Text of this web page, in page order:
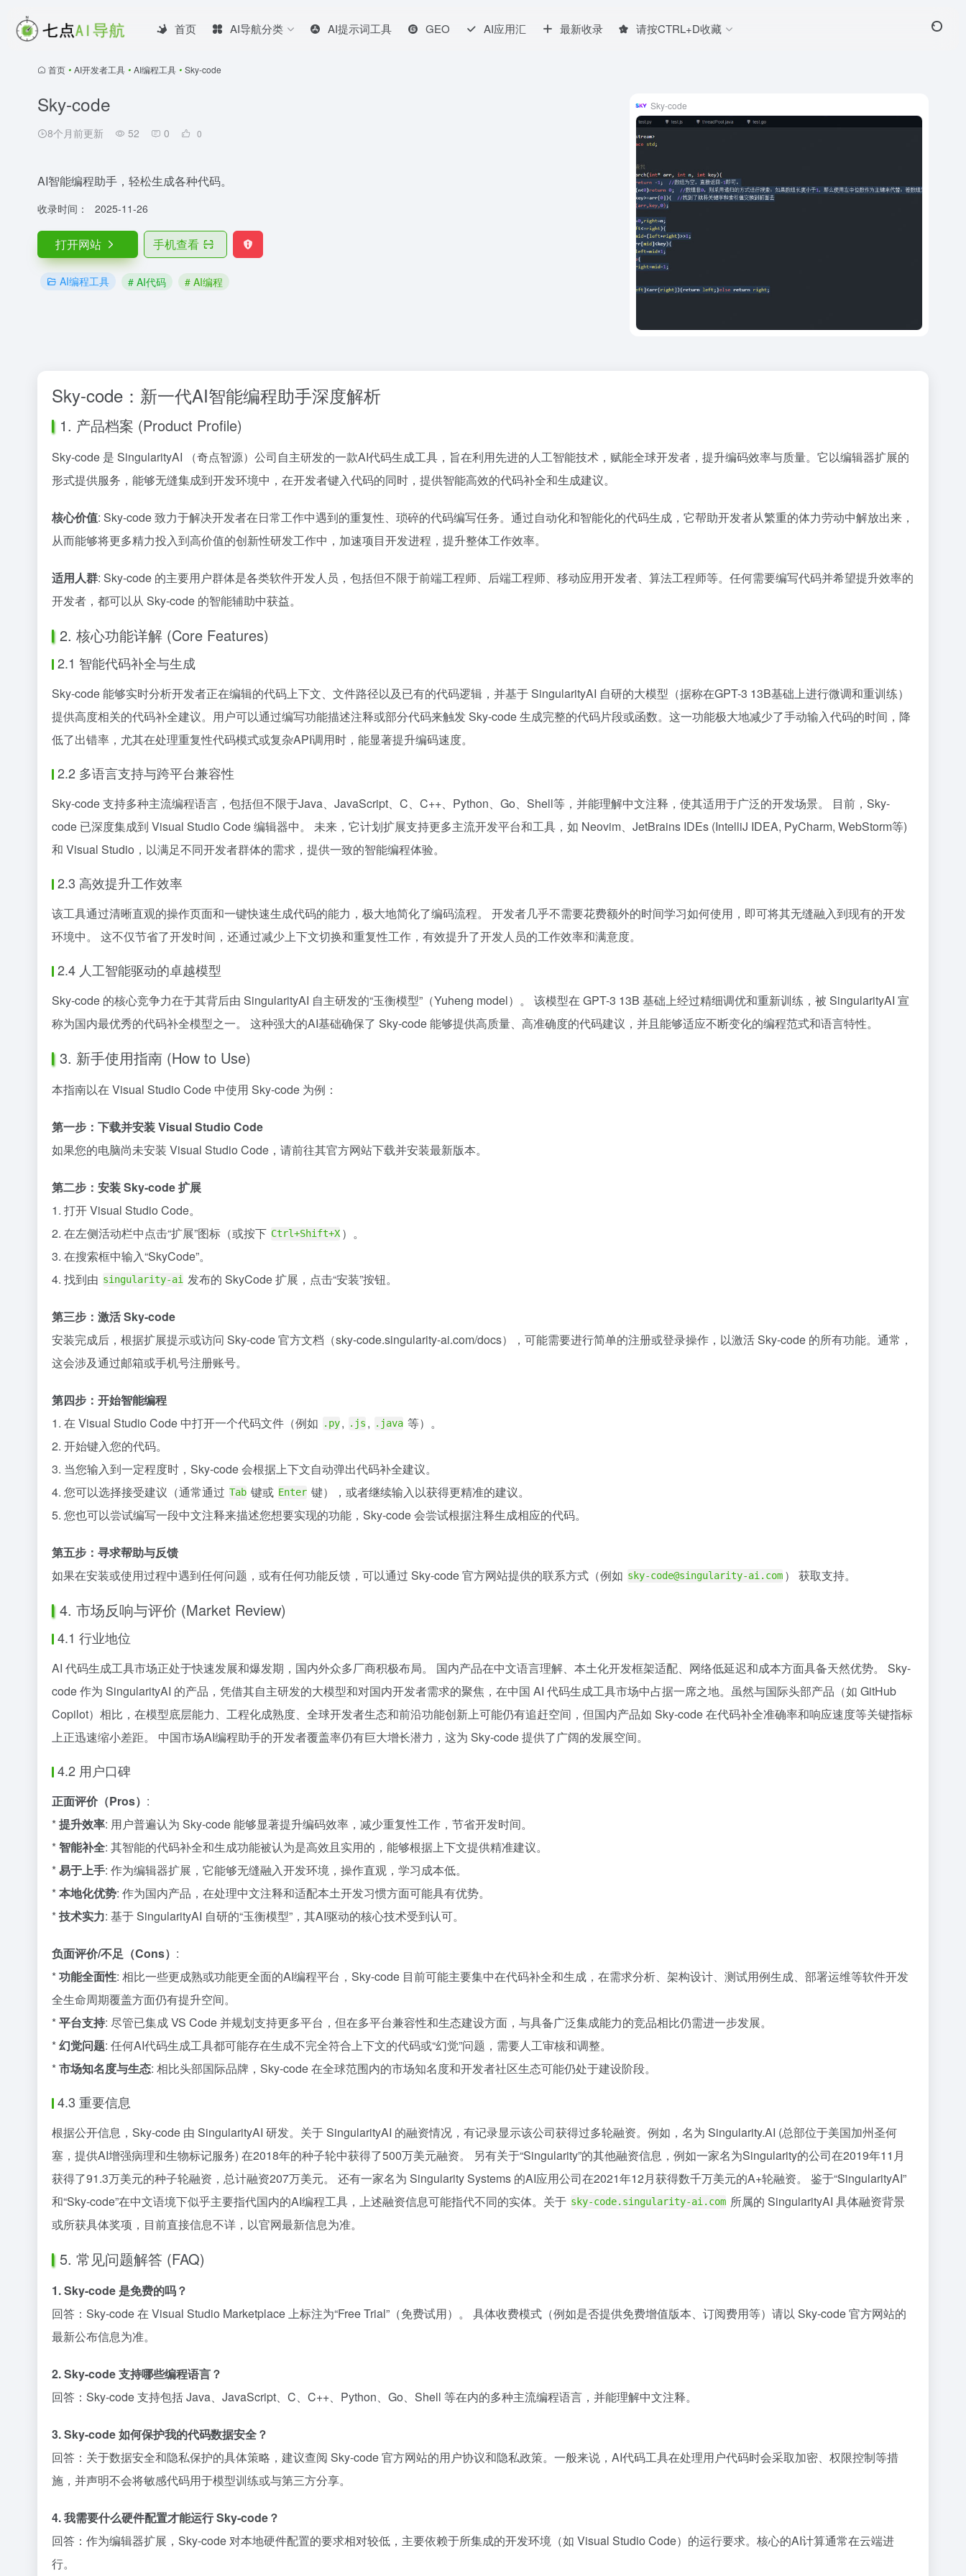
首页 AI导航分类 AI提示词工具 GEO AI应用汇 最新收录 请按CTRL+D收藏
首页 • AI开发者工具 • AI编程工具 • Sky-code
Sky-code
8个月前更新 52 0 0
AI智能编程助手，轻松生成各种代码。
收录时间： 2025-11-26
打开网站 手机查看
AI编程工具 # AI代码 # AI编程
Sky-code
Sky-code：新一代AI智能编程助手深度解析
1. 产品档案 (Product Profile)
Sky-code 是 SingularityAI （奇点智源）公司自主研发的一款AI代码生成工具，旨在利用先进的人工智能技术，赋能全球开发者，提升编码效率与质量。它以编辑器扩展的
形式提供服务，能够无缝集成到开发环境中，在开发者键入代码的同时，提供智能高效的代码补全和生成建议。
核心价值: Sky-code 致力于解决开发者在日常工作中遇到的重复性、琐碎的代码编写任务。通过自动化和智能化的代码生成，它帮助开发者从繁重的体力劳动中解放出来，
从而能够将更多精力投入到高价值的创新性研发工作中，加速项目开发进程，提升整体工作效率。
适用人群: Sky-code 的主要用户群体是各类软件开发人员，包括但不限于前端工程师、后端工程师、移动应用开发者、算法工程师等。任何需要编写代码并希望提升效率的
开发者，都可以从 Sky-code 的智能辅助中获益。
2. 核心功能详解 (Core Features)
2.1 智能代码补全与生成
Sky-code 能够实时分析开发者正在编辑的代码上下文、文件路径以及已有的代码逻辑，并基于 SingularityAI 自研的大模型（据称在GPT-3 13B基础上进行微调和重训练）
提供高度相关的代码补全建议。用户可以通过编写功能描述注释或部分代码来触发 Sky-code 生成完整的代码片段或函数。这一功能极大地减少了手动输入代码的时间，降
低了出错率，尤其在处理重复性代码模式或复杂API调用时，能显著提升编码速度。
2.2 多语言支持与跨平台兼容性
Sky-code 支持多种主流编程语言，包括但不限于Java、JavaScript、C、C++、Python、Go、Shell等，并能理解中文注释，使其适用于广泛的开发场景。 目前，Sky-
code 已深度集成到 Visual Studio Code 编辑器中。 未来，它计划扩展支持更多主流开发平台和工具，如 Neovim、JetBrains IDEs (IntelliJ IDEA, PyCharm, WebStorm等)
和 Visual Studio，以满足不同开发者群体的需求，提供一致的智能编程体验。
2.3 高效提升工作效率
该工具通过清晰直观的操作页面和一键快速生成代码的能力，极大地简化了编码流程。 开发者几乎不需要花费额外的时间学习如何使用，即可将其无缝融入到现有的开发
环境中。 这不仅节省了开发时间，还通过减少上下文切换和重复性工作，有效提升了开发人员的工作效率和满意度。
2.4 人工智能驱动的卓越模型
Sky-code 的核心竞争力在于其背后由 SingularityAI 自主研发的“玉衡模型”（Yuheng model）。 该模型在 GPT-3 13B 基础上经过精细调优和重新训练，被 SingularityAI 宣
称为国内最优秀的代码补全模型之一。 这种强大的AI基础确保了 Sky-code 能够提供高质量、高准确度的代码建议，并且能够适应不断变化的编程范式和语言特性。
3. 新手使用指南 (How to Use)
本指南以在 Visual Studio Code 中使用 Sky-code 为例：
第一步：下载并安装 Visual Studio Code
如果您的电脑尚未安装 Visual Studio Code，请前往其官方网站下载并安装最新版本。
第二步：安装 Sky-code 扩展
1. 打开 Visual Studio Code。
2. 在左侧活动栏中点击“扩展”图标（或按下 Ctrl+Shift+X ）。
3. 在搜索框中输入“SkyCode”。
4. 找到由 singularity-ai 发布的 SkyCode 扩展，点击“安装”按钮。
第三步：激活 Sky-code
安装完成后，根据扩展提示或访问 Sky-code 官方文档（sky-code.singularity-ai.com/docs），可能需要进行简单的注册或登录操作，以激活 Sky-code 的所有功能。通常，
这会涉及通过邮箱或手机号注册账号。
第四步：开始智能编程
1. 在 Visual Studio Code 中打开一个代码文件（例如
.py, .js , .java 等）。
2. 开始键入您的代码。
3. 当您输入到一定程度时，Sky-code 会根据上下文自动弹出代码补全建议。
4. 您可以选择接受建议（通常通过 Tab 键或 Enter 键），或者继续输入以获得更精准的建议。
5. 您也可以尝试编写一段中文注释来描述您想要实现的功能，Sky-code 会尝试根据注释生成相应的代码。
第五步：寻求帮助与反馈
如果在安装或使用过程中遇到任何问题，或有任何功能反馈，可以通过 Sky-code 官方网站提供的联系方式（例如 sky-code@singularity-ai.com ） 获取支持。
4. 市场反响与评价 (Market Review)
4.1 行业地位
AI 代码生成工具市场正处于快速发展和爆发期，国内外众多厂商积极布局。 国内产品在中文语言理解、本土化开发框架适配、网络低延迟和成本方面具备天然优势。 Sky-
code 作为 SingularityAI 的产品，凭借其自主研发的大模型和对国内开发者需求的聚焦，在中国 AI 代码生成工具市场中占据一席之地。虽然与国际头部产品（如 GitHub
Copilot）相比，在模型底层能力、工程化成熟度、全球开发者生态和前沿功能创新上可能仍有追赶空间，但国内产品如 Sky-code 在代码补全准确率和响应速度等关键指标
上正迅速缩小差距。 中国市场AI编程助手的开发者覆盖率仍有巨大增长潜力，这为 Sky-code 提供了广阔的发展空间。
4.2 用户口碑
正面评价（Pros） :
*提升效率: 用户普遍认为 Sky-code 能够显著提升编码效率，减少重复性工作，节省开发时间。
*智能补全: 其智能的代码补全和生成功能被认为是高效且实用的，能够根据上下文提供精准建议。
*易于上手: 作为编辑器扩展，它能够无缝融入开发环境，操作直观，学习成本低。
*本地化优势: 作为国内产品，在处理中文注释和适配本土开发习惯方面可能具有优势。
*技术实力: 基于 SingularityAI 自研的“玉衡模型”，其AI驱动的核心技术受到认可。
负面评价/不足（Cons） :
*功能全面性: 相比一些更成熟或功能更全面的AI编程平台，Sky-code 目前可能主要集中在代码补全和生成，在需求分析、架构设计、测试用例生成、部署运维等软件开发
全生命周期覆盖方面仍有提升空间。
*平台支持: 尽管已集成 VS Code 并规划支持更多平台，但在多平台兼容性和生态建设方面，与具备广泛集成能力的竞品相比仍需进一步发展。
*幻觉问题: 任何AI代码生成工具都可能存在生成不完全符合上下文的代码或“幻觉”问题，需要人工审核和调整。
*市场知名度与生态: 相比头部国际品牌，Sky-code 在全球范围内的市场知名度和开发者社区生态可能仍处于建设阶段。
4.3 重要信息
根据公开信息，Sky-code 由 SingularityAI 研发。关于 SingularityAI 的融资情况，有记录显示该公司获得过多轮融资。例如，名为 Singularity.AI (总部位于美国加州圣何
塞，提供AI增强病理和生物标记服务) 在2018年的种子轮中获得了500万美元融资。 另有关于“Singularity”的其他融资信息，例如一家名为Singularity的公司在2019年11月
获得了91.3万美元的种子轮融资，总计融资207万美元。 还有一家名为 Singularity Systems 的AI应用公司在2021年12月获得数千万美元的A+轮融资。 鉴于“SingularityAI”
和“Sky-code”在中文语境下似乎主要指代国内的AI编程工具，上述融资信息可能指代不同的实体。关于 sky-code.singularity-ai.com 所属的 SingularityAI 具体融资背景
或所获具体奖项，目前直接信息不详，以官网最新信息为准。
5. 常见问题解答 (FAQ)
1. Sky-code 是免费的吗？
回答：Sky-code 在 Visual Studio Marketplace 上标注为“Free Trial”（免费试用）。 具体收费模式（例如是否提供免费增值版本、订阅费用等）请以 Sky-code 官方网站的
最新公布信息为准。
2. Sky-code 支持哪些编程语言？
回答：Sky-code 支持包括 Java、JavaScript、C、C++、Python、Go、Shell 等在内的多种主流编程语言，并能理解中文注释。
3. Sky-code 如何保护我的代码数据安全？
回答：关于数据安全和隐私保护的具体策略，建议查阅 Sky-code 官方网站的用户协议和隐私政策。一般来说，AI代码工具在处理用户代码时会采取加密、权限控制等措
施，并声明不会将敏感代码用于模型训练或与第三方分享。
4. 我需要什么硬件配置才能运行 Sky-code？
回答：作为编辑器扩展，Sky-code 对本地硬件配置的要求相对较低，主要依赖于所集成的开发环境（如 Visual Studio Code）的运行要求。核心的AI计算通常在云端进
行。